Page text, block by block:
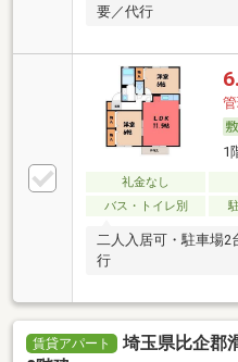
要／代行
1
礼金なし
バス・トイレ別
二人入居可・駐車場
行
賃貸アパート
埼玉県比企郡